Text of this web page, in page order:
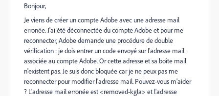
Bonjour,
Je viens de créer un compte Adobe avec une adresse mail
erronée. J'ai été déconnectée du compte Adobe et pour me
reconnecter, Adobe demande une procédure de double
vérification : je dois entrer un code envoyé sur l'adresse mail
associée au compte Adobe. Or cette adresse et sa boîte mail
n'existent pas. Je suis donc bloquée car je ne peux pas me
reconnecter pour modifier l'adresse mail. Pouvez-vous m'aider
? L'adresse mail erronée est <removed-kgla> et l'adresse